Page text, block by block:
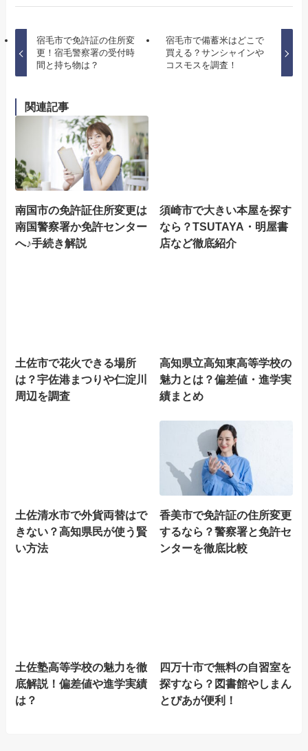
宿毛市で免許証の住所変
更！宿毛警察署の受付時
間と持ち物は？
宿毛市で備蓄米はどこで
買える？サンシャインや
コスモスを調査！
関連記事
南国市の免許証住所変更は
南国警察署か免許センター
へ♪手続き解説
須崎市で大きい本屋を探す
なら？TSUTAYA・明屋書
店など徹底紹介
土佐市で花火できる場所
は？宇佐港まつりや仁淀川
周辺を調査
高知県立高知東高等学校の
魅力とは？偏差値・進学実
績まとめ
土佐清水市で外貨両替はで
きない？高知県民が使う賢
い方法
香美市で免許証の住所変更
するなら？警察署と免許セ
ンターを徹底比較
土佐塾高等学校の魅力を徹
底解説！偏差値や進学実績
は？
四万十市で無料の自習室を
探すなら？図書館やしまん
とぴあが便利！